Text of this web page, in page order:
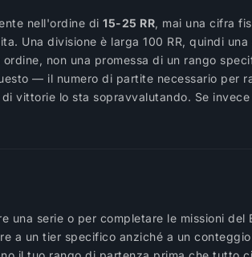
nell'ordine di15-25 RR, mai una cifra
Una divisione è larga 100 RR, quindi
non una promessa di un rango
— il numero di partite necessario per
vittorie lo sta sopravvalutando. Se
serie o per completare le missioni del
a un tier specifico anziché a un